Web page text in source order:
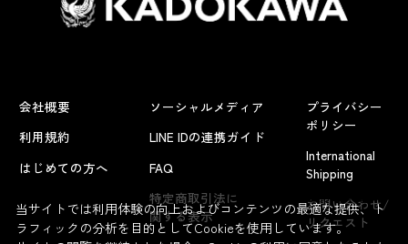
よくあるお問い合わせ
会社概要
利用規約
はじめての方へ
ソーシャルメディア
LINE IDの連携ガイド
FAQ
特定商取引法に
関する表示
プライバシー
ポリシー
International
Shipping
お問い合わせ/
リクエスト
当サイトでは利用体験の向上およびコンテンツの最適な提供、ト
ラフィックの分析を目的としてCookieを使用しています。